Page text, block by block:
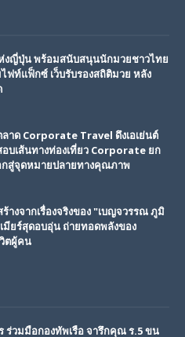
งญี่ปุ่น พร้อมสนับสนุนนักมวยชาวไทย
ฟท์แฟ็กซ์ เว็บรับรองสถิติมวย หลัง
าด Corporate Travel ดึงเอเย่นต์
บเส้นทางท่องเที่ยว Corporate ยก
สู่จุดหมายปลายทางคุณภาพ
างจากเรื่องจริงของ "เบญจวรรณ ภูมิ
มียร์สุดอบอุ่น ถ่ายทอดพลังของ
ตผู้คน
ร่วมมือกองทัพเรือ จารึกคุณ ร.5 ขน